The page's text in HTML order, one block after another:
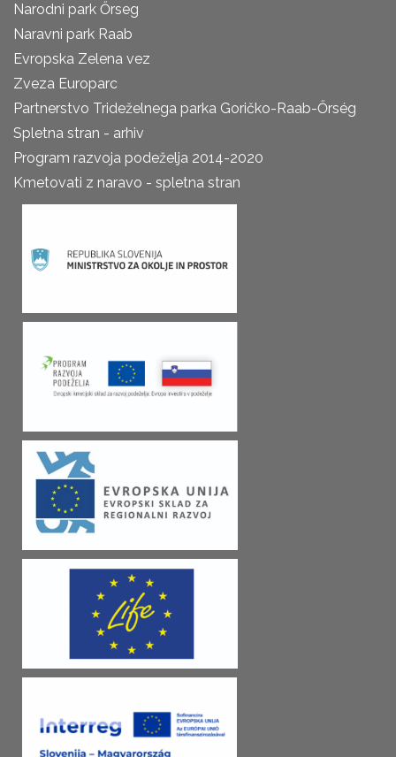
Narodni park Őrseg
Naravni park Raab
Evropska Zelena vez
Zveza Europarc
Partnerstvo Trideželnega parka Goričko-Raab-Őrség
Spletna stran - arhiv
Program razvoja podeželja 2014-2020
Kmetovati z naravo - spletna stran